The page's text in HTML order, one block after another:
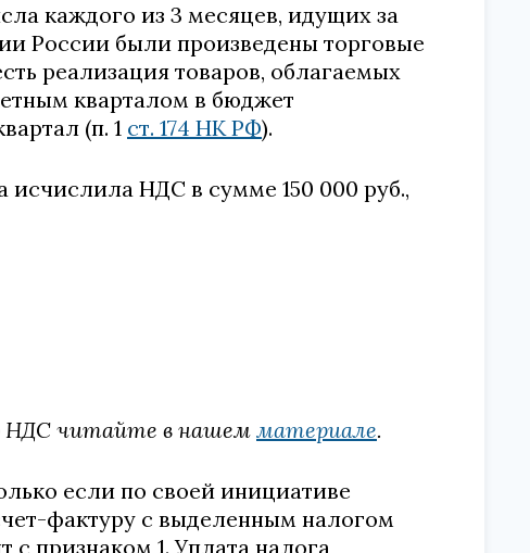
каждого из 3 месяцев, идущих за
России были произведены торговые
реализация товаров, облагаемых
кварталом в бюджет
(п. 1 ст. 174 НК РФ).
исчислила НДС в сумме 150 000 руб.,
НДС читайте в нашем материале.
если по своей инициативе
фактуру с выделенным налогом
признаком 1. Уплата налога